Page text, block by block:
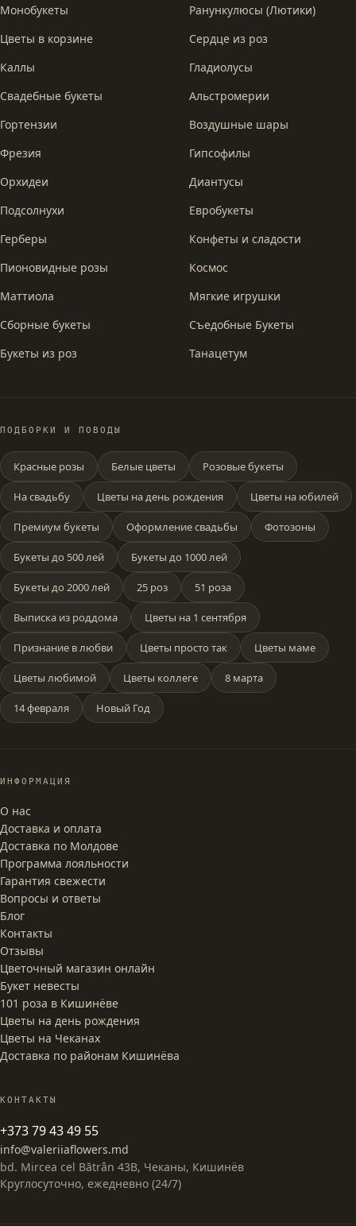
Монобукеты
Цветы в корзине
Каллы
Свадебные букеты
Гортензии
Фрезия
Орхидеи
Подсолнухи
Герберы
Пионовидные розы
Маттиола
Сборные букеты
Букеты из роз
Ранункулюсы (Лютики)
Сердце из роз
Гладиолусы
Альстромерии
Воздушные шары
Гипсофилы
Диантусы
Евробукеты
Конфеты и сладости
Космос
Мягкие игрушки
Съедобные Букеты
Танацетум
ПОДБОРКИ И ПОВОДЫ
Красные розы Белые цветы Розовые букеты
На свадьбу Цветы на день рождения Цветы на юбилей
Премиум букеты Оформление свадьбы Фотозоны
Букеты до 500 лей Букеты до 1000 лей
Букеты до 2000 лей 25 роз 51 роза
Выписка из роддома Цветы на 1 сентября
Признание в любви Цветы просто так Цветы маме
Цветы любимой Цветы коллеге 8 марта
14 февраля Новый Год
ИНФОРМАЦИЯ
О нас
Доставка и оплата
Доставка по Молдове
Программа лояльности
Гарантия свежести
Вопросы и ответы
Блог
Контакты
Отзывы
Цветочный магазин онлайн
Букет невесты
101 роза в Кишинёве
Цветы на день рождения
Цветы на Чеканах
Доставка по районам Кишинёва
КОНТАКТЫ
+373 79 43 49 55
info@valeriiaflowers.md
bd. Mircea cel Bătrân 43B, Чеканы, Кишинёв
Круглосуточно, ежедневно (24/7)